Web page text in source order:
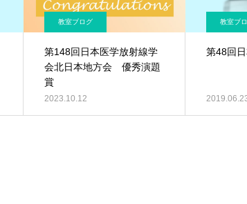
教室ブログ
第148回日本医学放射線学
会北日本地方会 優秀演題
賞
2023.10.12
教室ブ
第48回